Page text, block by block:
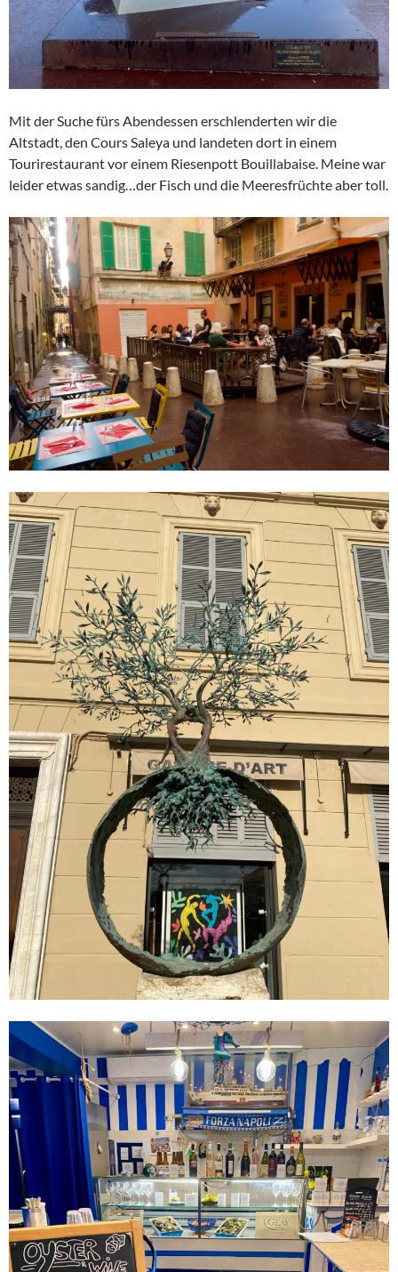
Mit der Suche fürs Abendessen erschlenderten wir die
Altstadt, den Cours Saleya und landeten dort in einem
Tourirestaurant vor einem Riesenpott Bouillabaise. Meine war
leider etwas sandig…der Fisch und die Meeresfrüchte aber toll.